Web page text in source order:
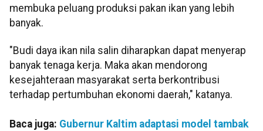
membuka peluang produksi pakan ikan yang lebih
banyak.
"Budi daya ikan nila salin diharapkan dapat menyerap
banyak tenaga kerja. Maka akan mendorong
kesejahteraan masyarakat serta berkontribusi
terhadap pertumbuhan ekonomi daerah," katanya.
Baca juga: Gubernur Kaltim adaptasi model tambak